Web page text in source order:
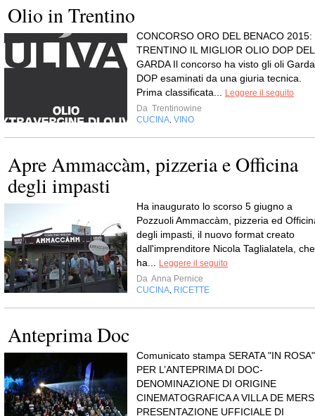
Olio in Trentino
CONCORSO ORO DEL BENACO 2015:
TRENTINO IL MIGLIOR OLIO DOP DEL
GARDA Il concorso ha visto gli oli Garda
DOP esaminati da una giuria tecnica.
Prima classificata...
Leggere il seguito
Da Trentinowine
CUCINA VINO
Apre Ammaccàm, pizzeria e Officina
degli impasti
Ha inaugurato lo scorso 5 giugno a
Pozzuoli Ammaccàm, pizzeria ed
degli impasti, il nuovo format creato
dall'imprenditore Nicola Taglialatela, che
ha...
Leggere il seguito
Da Anna Pernice
CUCINA RICETTE
Anteprima Doc
Comunicato stampa SERATA "IN ROSA"
PER L’ANTEPRIMA DI DOC-
DENOMINAZIONE DI ORIGINE
CINEMATOGRAFICA A VILLA DE
PRESENTAZIONE UFFICIALE DI